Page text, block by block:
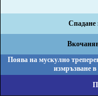
Спадане
Поява на мускулно
измръзване